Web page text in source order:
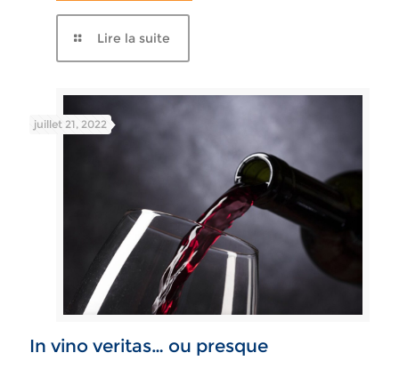
Lire la suite
juillet 21, 2022
In vino veritas… ou presque